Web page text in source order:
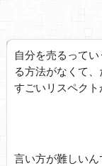
自分を売るって
る方法がなくて
すごいリスペクト
言い方が難しい